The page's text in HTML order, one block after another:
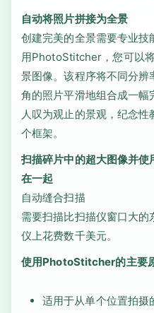
自动将照片拼接为全景
创建完美的全景需要专业技
用PhotoStitcher，您可以
景图像。该程序将不同分
角的照片平滑地组合成一幅
人叹为观止的景观，纪念
个框架。
扫描碎片中的超大图像并
在一起
自动缝合扫描
需要扫描比扫描仪窗口大
仪上花费数千美元。
使用PhotoStitcher的主要
适用于从单个位置拍摄